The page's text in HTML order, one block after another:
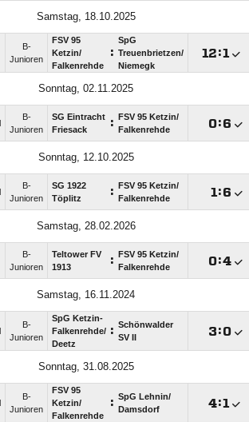
Samstag, 18.10.2025
B-
Junioren
FSV 95
Ketzin/​
Falkenrehde
:
SpG
Treuenbrietzen/​
Niemegk
:
Sonntag, 02.11.2025
B-
Junioren
SG Eintracht
Friesack
:
FSV 95 Ketzin/​
Falkenrehde
:
Sonntag, 12.10.2025
B-
Junioren
SG 1922
Töplitz
:
FSV 95 Ketzin/​
Falkenrehde
:
Samstag, 28.02.2026
B-
Junioren
Teltower FV
1913
:
FSV 95 Ketzin/​
Falkenrehde
:
Samstag, 16.11.2024
B-
Junioren
SpG Ketzin-
Falkenrehde/​
Deetz
: Schönwalder
SV II
:
Sonntag, 31.08.2025
B-
Junioren
FSV 95
Ketzin/​
Falkenrehde
: SpG Lehnin/​
Damsdorf
: